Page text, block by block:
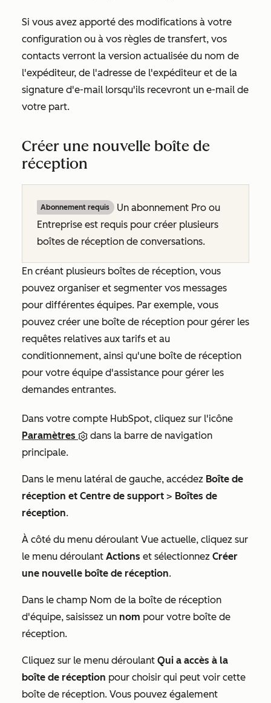
Si vous avez apporté des modifications à votre
configuration ou à vos règles de transfert, vos
contacts verront la version actualisée du nom de
l'expéditeur, de l'adresse de l'expéditeur et de la
signature d'e-mail lorsqu'ils recevront un e-mail de
votre part.
Créer une nouvelle boîte de
réception
Abonnement requis
Un abonnement Pro ou
Entreprise est requis pour créer plusieurs
boîtes de réception de conversations.
En créant plusieurs boîtes de réception, vous
pouvez organiser et segmenter vos messages
pour différentes équipes. Par exemple, vous
pouvez créer une boîte de réception pour gérer les
requêtes relatives aux tarifs et au
conditionnement, ainsi qu'une boîte de réception
pour votre équipe d'assistance pour gérer les
demandes entrantes.
Dans votre compte HubSpot, cliquez sur l'icône
Paramètres
dans la barre de navigation
principale.
Dans le menu latéral de gauche, accédez Boîte de
réception et Centre de support > Boîtes de
réception.
À côté du menu déroulant Vue actuelle, cliquez sur
le menu déroulant Actions et sélectionnez Créer
une nouvelle boîte de réception.
Dans le champ Nom de la boîte de réception
d'équipe, saisissez un nom pour votre boîte de
réception.
Cliquez sur le menu déroulant Qui a accès à la
boîte de réception pour choisir qui peut voir cette
boîte de réception. Vous pouvez également